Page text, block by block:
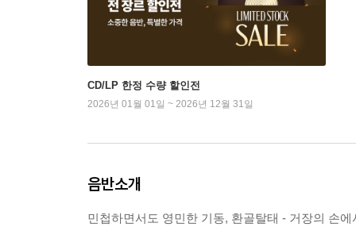
CD/LP 한정 수량 할인전
2026년 01월 01일 ~ 2026년 12월 31일
음반소개
민첩하면서도 영민한 기동, 환골탈태 - 거장의 손